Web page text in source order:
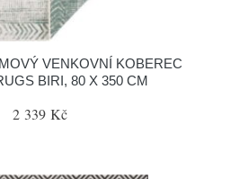
VENKOVNÍ KOBEREC
BIRI, 80 X 350 CM
2 339 Kč